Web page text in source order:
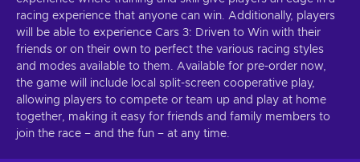
racing experience that anyone can win. Additionally, players
will be able to experience Cars 3: Driven to Win with their
friends or on their own to perfect the various racing styles
and modes available to them. Available for pre-order now,
the game will include local split-screen cooperative play,
allowing players to compete or team up and play at home
together, making it easy for friends and family members to
join the race – and the fun – at any time.